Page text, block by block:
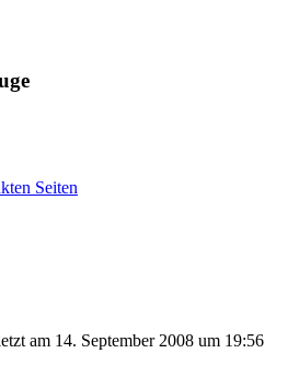
Seiten
am 14. September 2008 um 19:56